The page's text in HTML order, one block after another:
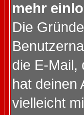
mehr
Die
die E-Mail,
hat deinen
vielleicht